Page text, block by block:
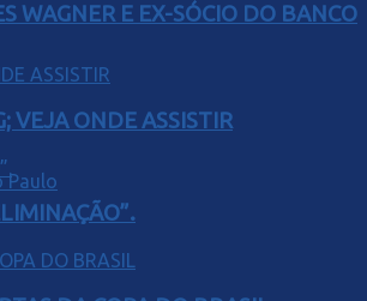
WAGNER E EX-SÓCIO DO BANCO
VEJA ONDE ASSISTIR